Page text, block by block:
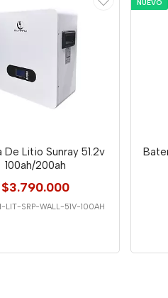
De Litio Sunray 51.2v
100ah/200ah
$3.790.000
LIT-SRP-WALL-51V-100AH
NUEVO